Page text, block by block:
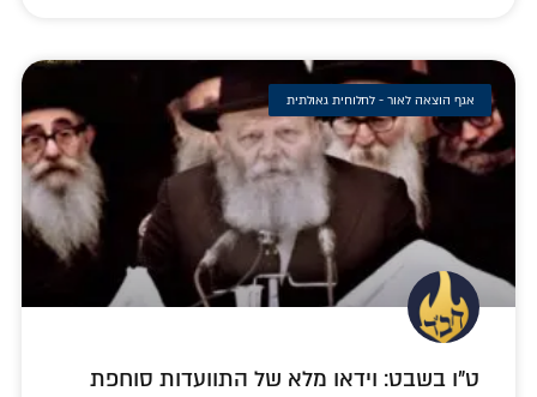
אגף הוצאה לאור - לחלוחית גאולתית
ט"ו בשבט: וידאו מלא של התוועדות סוחפת